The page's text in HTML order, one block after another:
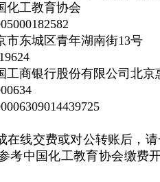
化工教育协会
市东城区青年湖南街13号
工商银行股份有限公司北京
在线交费或对公转账后，
考中国化工教育协会缴费